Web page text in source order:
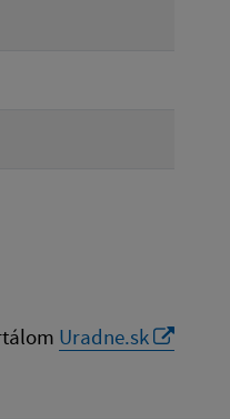
Uradne.sk